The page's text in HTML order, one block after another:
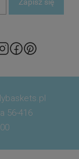
56-416